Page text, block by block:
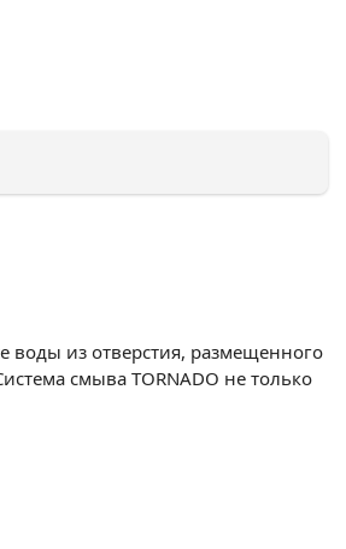
воды из отверстия, размещенного
смыва TORNADO не только